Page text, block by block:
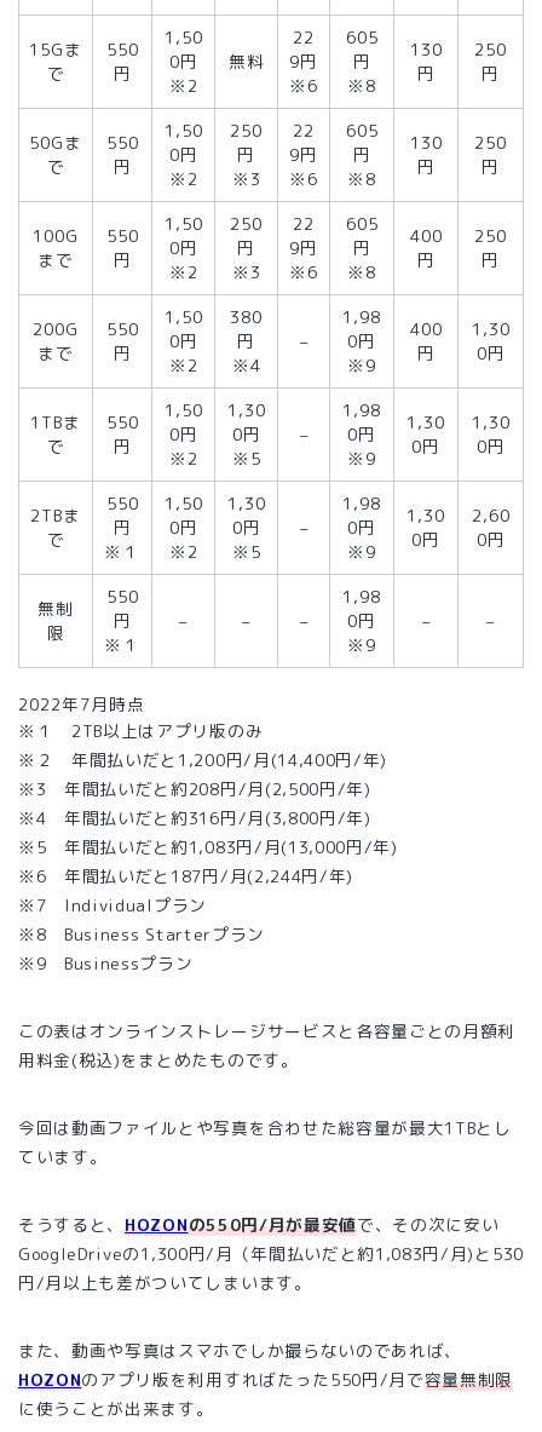
15Gま
で
550
円
1,50
0円
※2
無料
22
9円
※6
605
円
※8
130
円
250
円
50Gま
で
550
円
1,50
0円
※2
250
円
※3
22
9円
※6
605
円
※8
130
円
250
円
100G
まで
550
円
1,50
0円
※2
250
円
※3
22
9円
※6
605
円
※8
400
円
250
円
200G
まで
550
円
1,50
0円
※2
380
円
※4
–
1,98
0円
※9
400
円
1,30
0円
1TBま
で
550
円
1,50
0円
※2
1,30
0円
※5
–
1,98
0円
※9
1,30
0円
1,30
0円
2TBま
で
550
円
※１
1,50
0円
※2
1,30
0円
※5
–
1,98
0円
※9
1,30
0円
2,60
0円
無制
限
550
円
※１
– – –
1,98
0円
※9
– –
2022年7月時点
※１ 2TB以上はアプリ版のみ
※２ 年間払いだと1,200円/月(14,400円/年)
※3 年間払いだと約208円/月(2,500円/年)
※4 年間払いだと約316円/月(3,800円/年)
※5 年間払いだと約1,083円/月(13,000円/年)
※6 年間払いだと187円/月(2,244円/年)
※7 Individualプラン
※8 Business Starterプラン
※9 Businessプラン
この表はオンラインストレージサービスと各容量ごとの月額利
用料金(税込)をまとめたものです。
今回は動画ファイルとや写真を合わせた総容量が最大1TBとし
ています。
そうすると、HOZONの550円/月が最安値で、その次に安い
GoogleDriveの1,300円/月（年間払いだと約1,083円/月)と530
円/月以上も差がついてしまいます。
また、動画や写真はスマホでしか撮らないのであれば、
HOZONのアプリ版を利用すればたった550円/月で容量無制限
に使うことが出来ます。